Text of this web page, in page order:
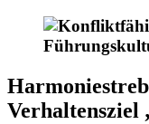
Verhaltensziel